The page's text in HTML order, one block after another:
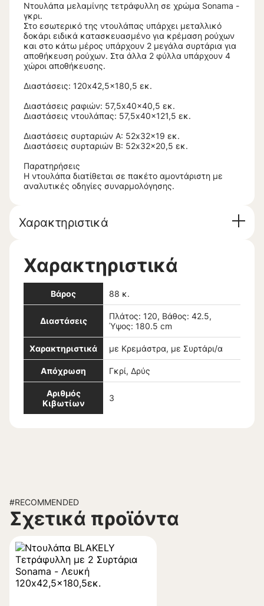
Ντουλάπα μελαμίνης τετράφυλλη σε χρώμα Sonama -
γκρι.
Στο εσωτερικό της ντουλάπας υπάρχει μεταλλικό
δοκάρι ειδικά κατασκευασμένο για κρέμαση ρούχων
και στο κάτω μέρος υπάρχουν 2 μεγάλα συρτάρια για
αποθήκευση ρούχων. Στα άλλα 2 φύλλα υπάρχουν 4
χώροι αποθήκευσης.
Διαστάσεις: 120x42,5x180,5 εκ.
Διαστάσεις ραφιών: 57,5x40x40,5 εκ.
Διαστάσεις ντουλάπας: 57,5x40x121,5 εκ.
Διαστάσεις συρταριών Α: 52x32x19 εκ.
Διαστάσεις συρταριών Β: 52x32x20,5 εκ.
Παρατηρήσεις
Η ντουλάπα διατίθεται σε πακέτο αμοντάριστη με
αναλυτικές οδηγίες συναρμολόγησης.
Χαρακτηριστικά
Χαρακτηριστικά
Βάρος 88 κ.
Διαστάσεις
Πλάτος: 120, Βάθος: 42.5,
Ύψος: 180.5 cm
Χαρακτηριστικά με Κρεμάστρα, με Συρτάρι/α
Απόχρωση Γκρί, Δρύς
Αριθμός
Κιβωτίων
3
#RECOMMENDED
Σχετικά προϊόντα